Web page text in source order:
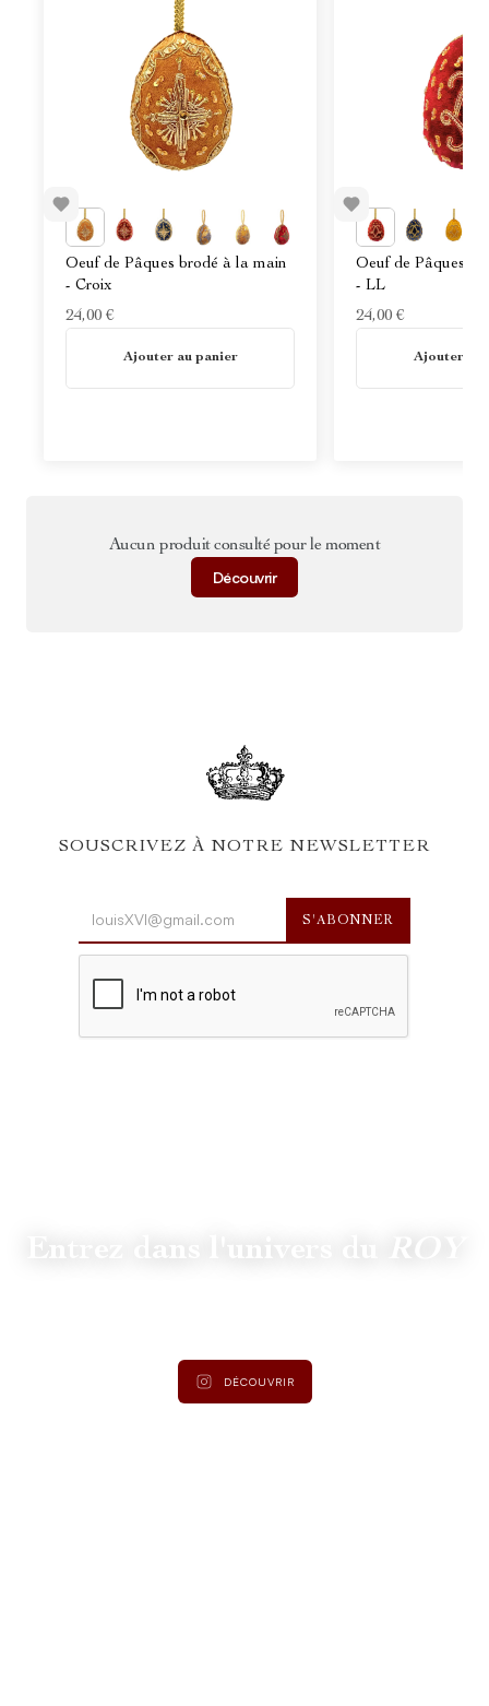
Oeuf de Pâques brodé à la main
- Croix
24,00 €
Ajouter au panier
Oeuf de Pâques
- LL
24,00 €
Ajouter au
Aucun produit consulté pour le moment
Découvrir
SOUSCRIVEZ À NOTRE NEWSLETTER
ROY
DÉCOUVRIR